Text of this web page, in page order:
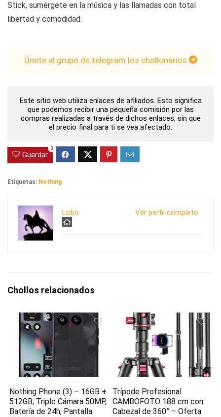
Stick, sumérgete en la música y las llamadas con total
libertad y comodidad.
Únete al grupo de telegram los chollonarios
Este sitio web utiliza enlaces de afiliados. Esto significa
que podemos recibir una pequeña comisión por las
compras realizadas a través de dichos enlaces, sin que
el precio final para ti se vea afectado.
Guardar
0
Etiquetas: Nothing
Ver perfil completo
Lobo
Chollos relacionados
Nothing Phone (3) – 16GB +
512GB, Triple Cámara 50MP,
Batería de 24h, Pantalla
Trípode Profesional
CAMBOFOTO 188 cm con
Cabezal de 360° – Oferta